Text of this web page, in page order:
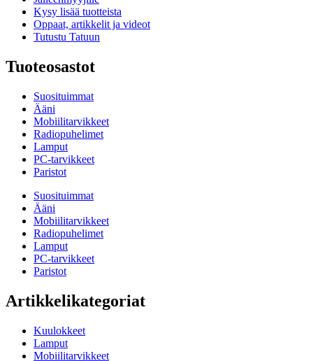
Kysy lisää tuotteista
Oppaat, artikkelit ja videot
Tutustu Tatuun
Tuoteosastot
Suosituimmat
Ääni
Mobiilitarvikkeet
Radiopuhelimet
Lamput
PC-tarvikkeet
Paristot
Suosituimmat
Ääni
Mobiilitarvikkeet
Radiopuhelimet
Lamput
PC-tarvikkeet
Paristot
Artikkelikategoriat
Kuulokkeet
Lamput
Mobiilitarvikkeet